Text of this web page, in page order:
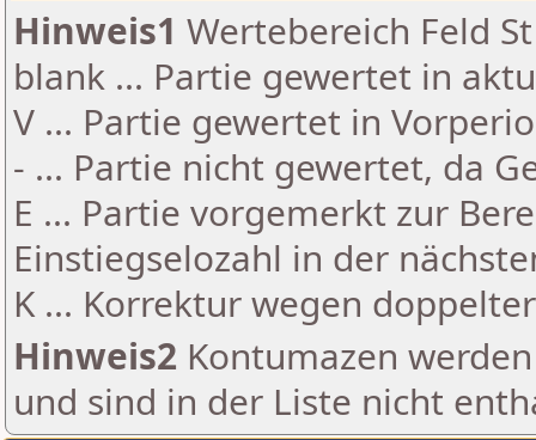
Hinweis1 Wertebereich Feld
blank ... Partie gewertet in
V ... Partie gewertet in
- ... Partie nicht gewertet, da
E ... Partie vorgemerkt zur
Einstiegselozahl in der
K ... Korrektur wegen
Hinweis2 Kontumazen
und sind in der Liste nicht